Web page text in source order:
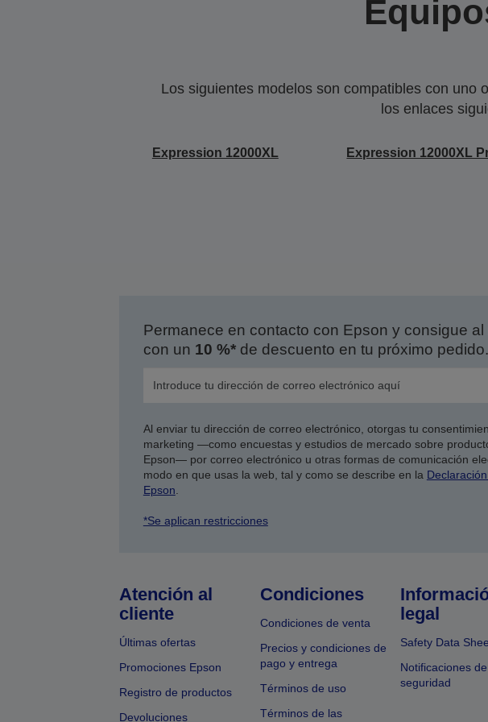
Los siguientes modelos son compatibles con uno
los enlaces
Expression 12000XL Expression 12000XL
Permanece en contacto con Epson y consigue
con un 10 %*de descuento en tu próximo pedido.
Al enviar tu dirección de correo electrónico, otorgas tu
marketing —como encuestas y estudios de mercado sobre
Epson— por correo electrónico u otras formas de comunicación
modo en que usas la web, tal y como se describe en la
Epson
*Se aplican restricciones
Atención al
cliente
Últimas ofertas
Promociones Epson
Registro de productos
Devoluciones
Condiciones
Condiciones de venta
Precios y condiciones de
pago y entrega
Términos de uso
Términos de las
legal
Safety Data
Notificaciones de
seguridad